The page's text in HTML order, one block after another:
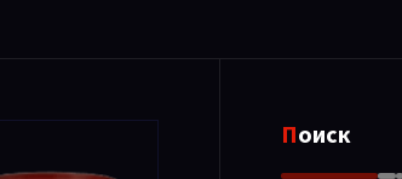
Поиск